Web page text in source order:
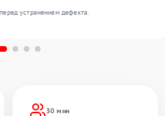
30 мин
устранением дефекта.